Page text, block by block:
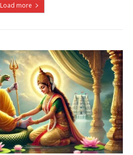
Load more